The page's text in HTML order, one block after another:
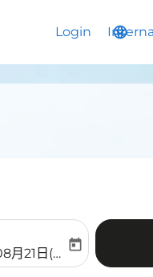
Login language
keyboard_arrow_down
labelreturn-date-aria-
月21日(周五)
today